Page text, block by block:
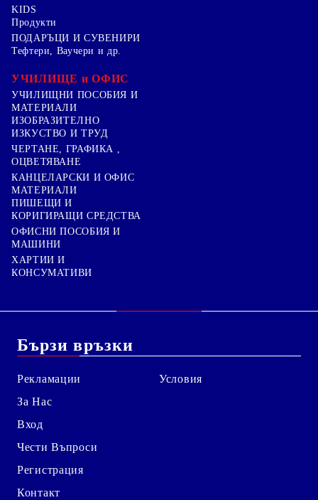
KIDS
Продукти
ПОДАРЪЦИ И СУВЕНИРИ
Тефтери, Ваучери и др.
УЧИЛИЩЕ и ОФИС
УЧИЛИЩНИ ПОСОБИЯ И
МАТЕРИАЛИ
ИЗОБРАЗИТЕЛНО
ИЗКУСТВО И ТРУД
ЧЕРТАНЕ, ГРАФИКА ,
ОЦВЕТЯВАНЕ
КАНЦЕЛАРСКИ И ОФИС
МАТЕРИАЛИ
ПИШЕЩИ И
КОРИГИРАЩИ СРЕДСТВА
ОФИСНИ ПОСОБИЯ И
МАШИНИ
ХАРТИИ И
КОНСУМАТИВИ
Бързи връзки
Рекламации
За Нас
Вход
Чести Въпроси
Регистрация
Контакт
Условия